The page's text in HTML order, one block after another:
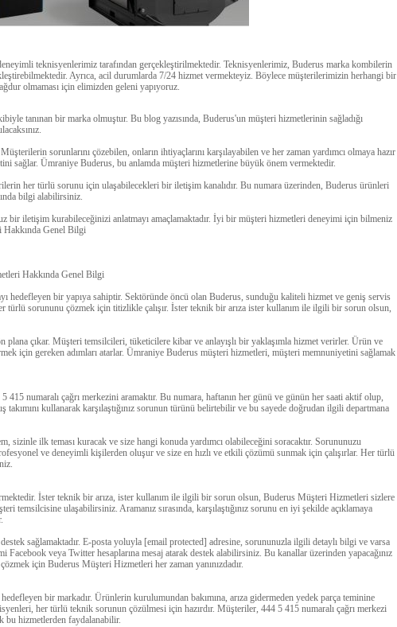
teknisyenlerimiz tarafından gerçekleştirilmektedir. Teknisyenlerimiz, Buderus marka kombilerin
Ayrıca, acil durumlarda 7/24 hizmet vermekteyiz. Böylece müşterilerimizin herhangi bir
olmaması için elimizden geleni yapıyoruz.
tanınan bir marka olmuştur. Bu blog yazısında, Buderus'un müşteri hizmetlerinin sağladığı
sorunlarını çözebilen, onların ihtiyaçlarını karşılayabilen ve her zaman yardımcı olmaya hazır
sağlar. Ümraniye Buderus, bu anlamda müşteri hizmetlerine büyük önem vermektedir.
her türlü sorunu için ulaşabilecekleri bir iletişim kanalıdır. Bu numara üzerinden, Buderus ürünleri
bilgi alabilirsiniz.
bir iletişim kurabileceğinizi anlatmayı amaçlamaktadır. İyi bir müşteri hizmetleri deneyimi için bilmeniz
Hakkında Genel Bilgi
Hakkında Genel Bilgi
hedefleyen bir yapıya sahiptir. Sektöründe öncü olan Buderus, sunduğu kaliteli hizmet ve geniş servis
sorununu çözmek için titizlikle çalışır. İster teknik bir arıza ister kullanım ile ilgili bir sorun olsun,
çıkar. Müşteri temsilcileri, tüketicilere kibar ve anlayışlı bir yaklaşımla hizmet verirler. Ürün ve
için gereken adımları atarlar. Ümraniye Buderus müşteri hizmetleri, müşteri memnuniyetini sağlamak
numaralı çağrı merkezini aramaktır. Bu numara, haftanın her günü ve günün her saati aktif olup,
kullanarak karşılaştığınız sorunun türünü belirtebilir ve bu sayede doğrudan ilgili departmana
sizinle ilk teması kuracak ve size hangi konuda yardımcı olabileceğini soracaktır. Sorununuzu
ve deneyimli kişilerden oluşur ve size en hızlı ve etkili çözümü sunmak için çalışırlar. Her türlü
İster teknik bir arıza, ister kullanım ile ilgili bir sorun olsun, Buderus Müşteri Hizmetleri sizlere
temsilcisine ulaşabilirsiniz. Aramanız sırasında, karşılaştığınız sorunu en iyi şekilde açıklamaya
sağlamaktadır. E-posta yoluyla [email protected] adresine, sorununuzla ilgili detaylı bilgi ve varsa
veya Twitter hesaplarına mesaj atarak destek alabilirsiniz. Bu kanallar üzerinden yapacağınız
için Buderus Müşteri Hizmetleri her zaman yanınızdadır.
bir markadır. Ürünlerin kurulumundan bakımına, arıza gidermeden yedek parça teminine
her türlü teknik sorunun çözülmesi için hazırdır. Müşteriler, 444 5 415 numaralı çağrı merkezi
bu hizmetlerden faydalanabilir.